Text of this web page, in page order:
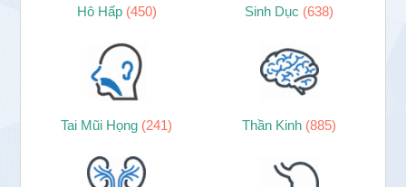
Hô Hấp (450) Sinh Dục (638)
Tai Mũi Họng (241) Thần Kinh (885)